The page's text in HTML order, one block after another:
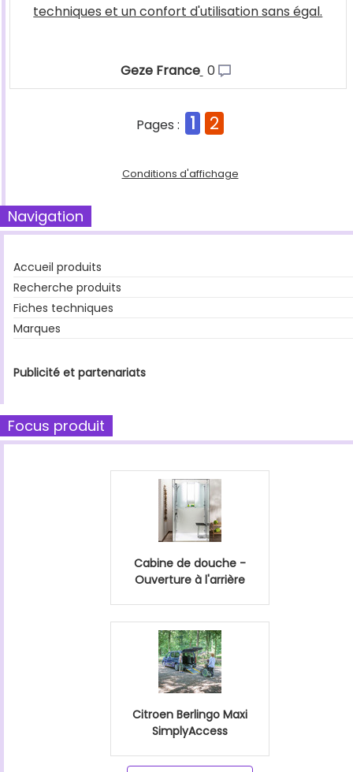
techniques et un confort d'utilisation sans égal.
Geze France 0
Pages : 1 2
Conditions d'affichage
Navigation
Accueil produits
Recherche produits
Fiches techniques
Marques
Publicité et partenariats
Focus produit
Cabine de douche -
Ouverture à l'arrière
Citroen Berlingo Maxi
SimplyAccess